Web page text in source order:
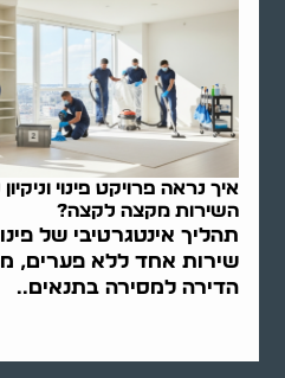
איך נראה פרויקט פינוי
השירות מקצה לקצה?
תהליך אינטגרטיבי של
שירות אחד ללא פערים,
הדירה למסירה בתנאים..